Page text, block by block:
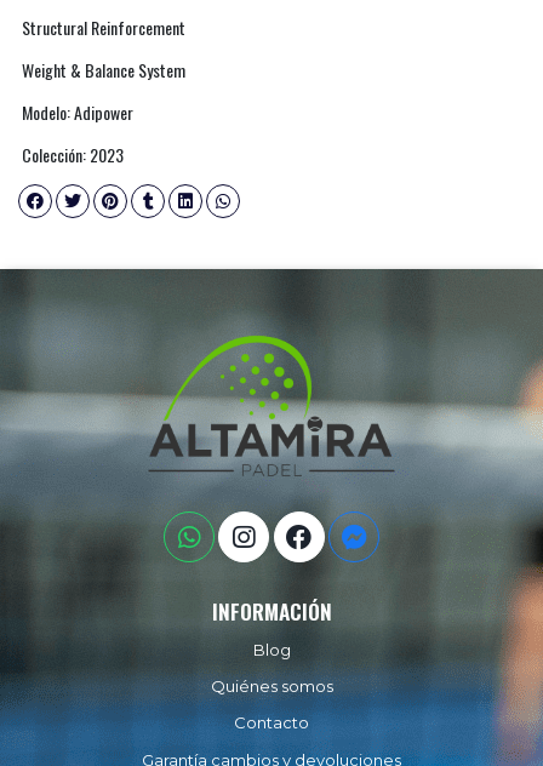
Structural Reinforcement
Weight & Balance System
Modelo: Adipower
Colección: 2023
INFORMACIÓN
Blog
Quiénes somos
Contacto
Garantía cambios y devoluciones